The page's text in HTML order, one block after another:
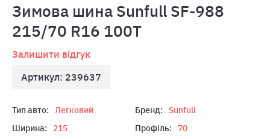
Зимова шина Sunfull SF-988
215/70 R16 100T
Залишити відгук
Артикул: 239637
Тип авто: Легковий Бренд:
Sunfull
Ширина:
215 Профіль:
70